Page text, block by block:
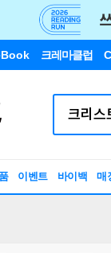
크레마클럽
이벤트 바이백 매